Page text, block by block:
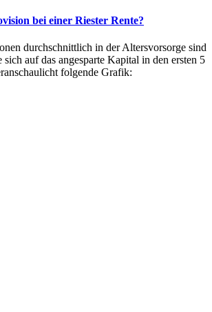
bei einer Riester Rente?
durchschnittlich in der Altersvorsorge sind
auf das angesparte Kapital in den ersten 5
folgende Grafik: